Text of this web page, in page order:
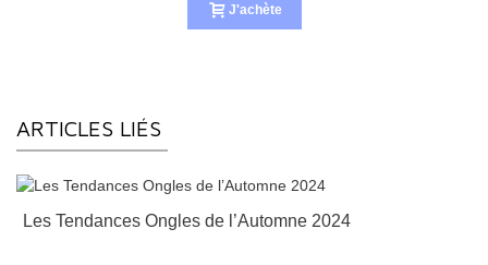
J'achète
ARTICLES LIÉS
Les Tendances Ongles de l’Automne 2024